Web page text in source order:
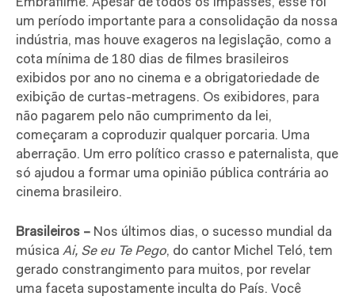
um período importante para a consolidação da nossa
indústria, mas houve exageros na legislação, como a
cota mínima de 180 dias de filmes brasileiros
exibidos por ano no cinema e a obrigatoriedade de
exibição de curtas-metragens. Os exibidores, para
não pagarem pelo não cumprimento da lei,
começaram a coproduzir qualquer porcaria. Uma
aberração. Um erro político crasso e paternalista, que
só ajudou a formar uma opinião pública contrária ao
cinema brasileiro.
Brasileiros – Nos últimos dias, o sucesso mundial da
música Ai, Se eu Te Pego, do cantor Michel Teló, tem
gerado constrangimento para muitos, por revelar
uma faceta supostamente inculta do País. Você